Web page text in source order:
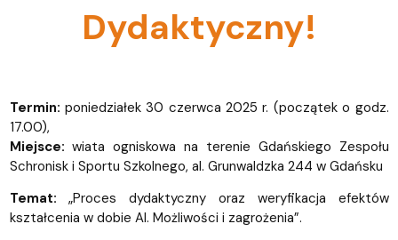
Dydaktyczny!
Termin: poniedziałek 30 czerwca 2025 r. (początek o godz.
17.00),
Miejsce: wiata ogniskowa na terenie Gdańskiego Zespołu
Schronisk i Sportu Szkolnego, al. Grunwaldzka 244 w Gdańsku
Temat:„Proces dydaktyczny oraz weryfikacja efektów
kształcenia w dobie AI. Możliwości i zagrożenia”.